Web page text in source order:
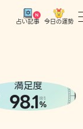
占い記事 今日の運勢
満足度
98.1※1
%